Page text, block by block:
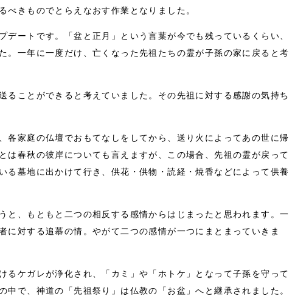
きものでとらえなおす作業となりました。
ートです。「盆と正月」という言葉が今でも残っているくらい、
。一年に一度だけ、亡くなった先祖たちの霊が子孫の家に戻ると考
ることができると考えていました。その先祖に対する感謝の気持ち
各家庭の仏壇でおもてなしをしてから、送り火によってあの世に帰
は春秋の彼岸についても言えますが、この場合、先祖の霊が戻って
る墓地に出かけて行き、供花・供物・読経・焼香などによって供養
と、もともと二つの相反する感情からはじまったと思われます。一
対する追慕の情。やがて二つの感情が一つにまとまっていきま
るケガレが浄化され、「カミ」や「ホトケ」となって子孫を守って
で、神道の「先祖祭り」は仏教の「お盆」へと継承されました。